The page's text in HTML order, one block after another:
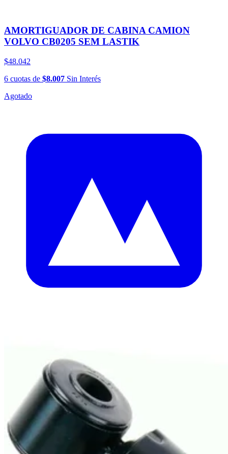
AMORTIGUADOR DE CABINA CAMION
VOLVO CB0205 SEM LASTIK
$48.042
6 cuotas de $8.007 Sin Interés
Agotado